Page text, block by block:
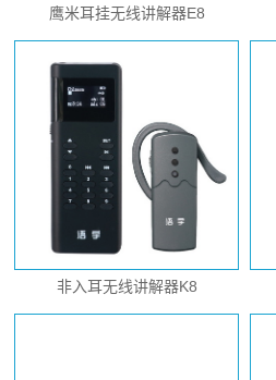
鹰米耳挂无线讲解器E8
非入耳无线讲解器K8